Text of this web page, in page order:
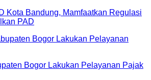
Kota Bandung, Mamfaatkan Regulasi
PAD
Bogor Lakukan Pelayanan Pajak